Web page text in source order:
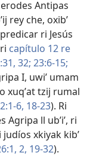
Antipas
rey che, oxibʼ
ri Jesús
capítulo 12 re
32; 23:6-15;
I, uwiʼ umam
xuqʼat tzij rumal
6, 18-23). Ri
Agripa ll ubʼiʼ, ri
judíos xkiyak kibʼ
2, 19-32).